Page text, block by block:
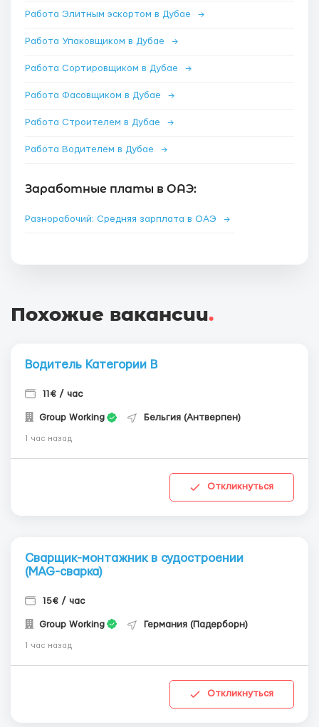
Работа Элитным эскортом в Дубае →
Работа Упаковщиком в Дубае →
Работа Сортировщиком в Дубае →
Работа Фасовщиком в Дубае →
Работа Строителем в Дубае →
Работа Водителем в Дубае →
Заработные платы в ОАЭ:
Разнорабочий: Средняя зарплата в ОАЭ →
Похожие вакансии.
Водитель Категории В
11€ / час
Group Working Бельгия (Антверпен)
1 час назад
Откликнуться
Сварщик-монтажник в судостроении
(MAG-сварка)
15€ / час
Group Working Германия (Падерборн)
1 час назад
Откликнуться